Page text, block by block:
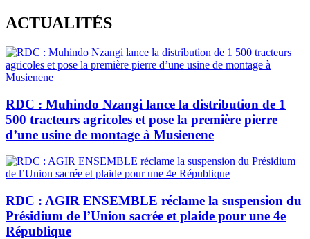
Skip
to
content
ACTUALITÉS
RDC : Muhindo Nzangi lance la distribution de 1
500 tracteurs agricoles et pose la première pierre
d’une usine de montage à Musienene
RDC : AGIR ENSEMBLE réclame la suspension du
Présidium de l’Union sacrée et plaide pour une 4e
République